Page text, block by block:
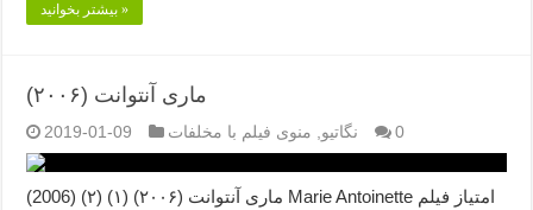
بیشتر بخوانید »
ماری آنتوانت (۲۰۰۶)
2019-01-09 نگاتیو منوی فیلم با مخلفات 0
ماری آنتوانت (۲۰۰۶) (۱) (۲) (2006) Marie Antoinette امتیاز فیلم